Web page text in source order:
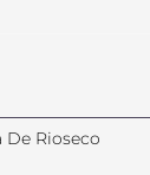
Rioseco